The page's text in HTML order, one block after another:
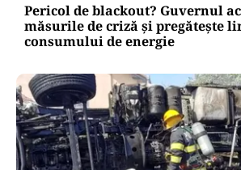
Pericol de blackout? Guvernul
măsurile de criză și pregătește
consumului de energie